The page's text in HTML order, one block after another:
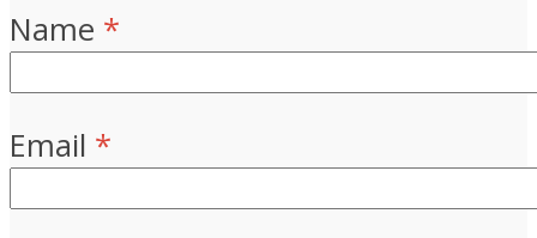
Name *
Email *